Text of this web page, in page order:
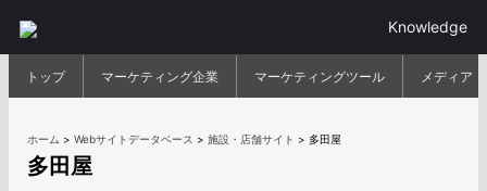
Knowledge
トップ マーケティング企業 マーケティングツール メディア
ホーム >Webサイトデータベース >施設・店舗サイト > 多田屋
多田屋